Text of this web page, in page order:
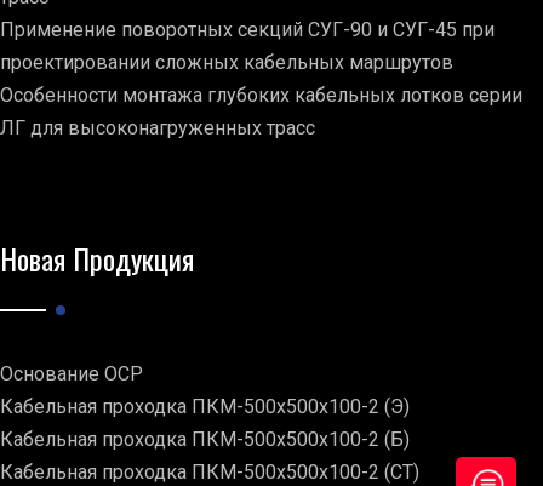
Применение поворотных секций СУГ-90 и СУГ-45 при
проектировании сложных кабельных маршрутов
Особенности монтажа глубоких кабельных лотков серии
ЛГ для высоконагруженных трасс
Новая Продукция
Основание ОСР
Кабельная проходка ПКМ-500х500х100-2 (Э)
Кабельная проходка ПКМ-500х500х100-2 (Б)
Кабельная проходка ПКМ-500х500х100-2 (СТ)